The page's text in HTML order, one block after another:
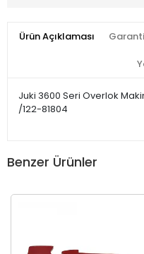
Ürün Açıklaması
Juki 3600 Seri Overlok
/122-81804
Benzer Ürünler